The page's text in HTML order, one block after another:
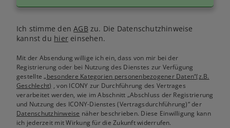
Ich stimme denAGB zu. Die Datenschutzhinweise
kannst du hiereinsehen.
Mit der Absendung willige ich ein, dass von mir bei der
Registrierung oder bei Nutzung des Dienstes zur Verfügung
gestellte„besondere Kategorien personenbezogener Daten“(z.B.
Geschlecht) , von ICONY zur Durchführung des Vertrages
verarbeitet werden, wie im Abschnitt „Abschluss der Registrierung
und Nutzung des ICONY-Dienstes (Vertragsdurchführung)“ der
Datenschutzhinweise näher beschrieben. Diese Einwilligung kann
ich jederzeit mit Wirkung für die Zukunft widerrufen.